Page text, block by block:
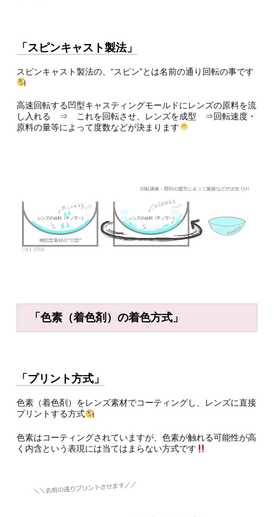
「スピンキャスト製法」
スピンキャスト製法の、“スピン”とは名前の通り回転の事です
高速回転する凹型キャスティングモールドにレンズの原料を流
し入れる ⇒ これを回転させ、レンズを成型 ⇒回転速度・
原料の量等によって度数などが決まります
「色素（着色剤）の着色方式」
「プリント方式」
色素（着色剤）をレンズ素材でコーティングし、レンズに直接
プリントする方式
色素はコーティングされていますが、色素が触れる可能性が高
く内含という表現には当てはまらない方式です